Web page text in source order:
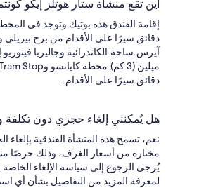
أين تقع منشأة ستار هوتلز إيكو
دقائق سيرًا على الأقدام من برج
آيرس.ساحة·الكاتدرائية وجاليريا فيتوريو
دقائق سيرًا على الأقدام.
هل يُمكنني إلغاء حجزي دون تكلفة
نعم، تسمح هذه المنشأة الفندقية
مختارة من أسعار الغرف، وذلك حرصًا
يُرجى الرجوع إلى سياسة الإلغاء الخاصة
لمعرفة المزيد من التفاصيل بشأن أي